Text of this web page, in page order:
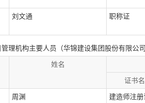
刘文通 职称证
理机构主要人员（华锦建设集团股份有限公
姓名
证书
周渊 建造师注册